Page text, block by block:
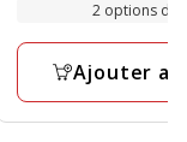
avis
à
51.99€
2 options de
Ajouter